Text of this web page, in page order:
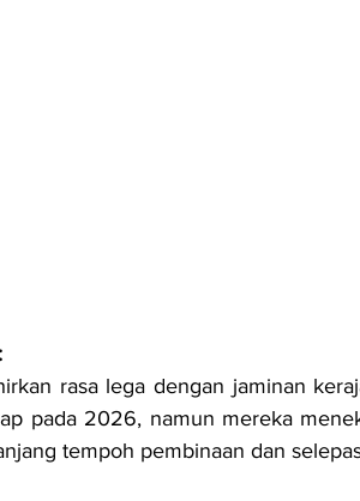
rasa lega dengan jaminan
pada 2026, namun mereka
tempoh pembinaan dan